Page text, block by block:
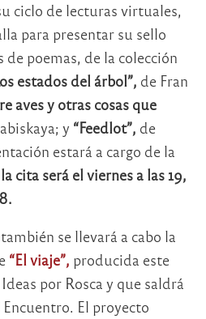
ciclo de lecturas virtuales,
para presentar su sello
poemas, de la colección
estados del árbol”, de Fran
aves y otras cosas que
y “Feedlot”, de
estará a cargo de la
la cita será el viernes a las 19,
se llevará a cabo la
“El viaje”, producida este
por Rosca y que saldrá
El proyecto